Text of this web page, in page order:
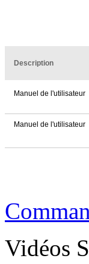
Description
Manuel de l'utilisateur
Manuel de l'utilisateur
Vidéos